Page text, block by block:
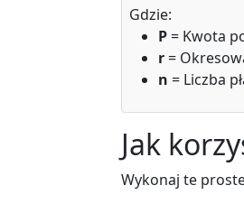
Gdzie:
P= Kwota
r=
n = Liczba
Jak
Wykonaj te